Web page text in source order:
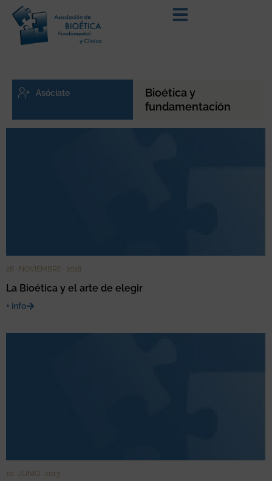
Bioética y
fundamentación
Asóciate
28 · NOVIEMBRE · 2018
La Bioética y el arte de elegir
+ info
10 · JUNIO · 2013